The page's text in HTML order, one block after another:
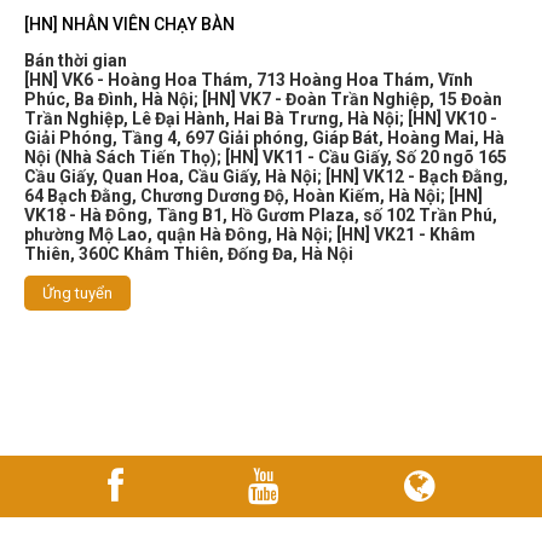
[HN] NHÂN VIÊN CHẠY BÀN
Bán thời gian
[HN] VK6 - Hoàng Hoa Thám, 713 Hoàng Hoa Thám, Vĩnh
Phúc, Ba Đình, Hà Nội;
[HN] VK7 - Đoàn Trần Nghiệp, 15 Đoàn
Trần Nghiệp, Lê Đại Hành, Hai Bà Trưng, Hà Nội;
[HN] VK10 -
Giải Phóng, Tầng 4, 697 Giải phóng, Giáp Bát, Hoàng Mai, Hà
Nội (Nhà Sách Tiến Thọ);
[HN] VK11 - Cầu Giấy, Số 20 ngõ 165
Cầu Giấy, Quan Hoa, Cầu Giấy, Hà Nội;
[HN] VK12 - Bạch Đằng,
64 Bạch Đằng, Chương Dương Độ, Hoàn Kiếm, Hà Nội;
[HN]
VK18 - Hà Đông, Tầng B1, Hồ Gươm Plaza, số 102 Trần Phú,
phường Mộ Lao, quận Hà Đông, Hà Nội;
[HN] VK21 - Khâm
Thiên, 360C Khâm Thiên, Đống Đa, Hà Nội
Ứng tuyển